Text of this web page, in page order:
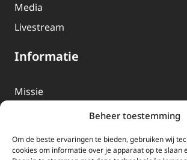
Beheer toestemming
Om de beste ervaringen te bieden, gebruiken wij
cookies om informatie over je apparaat op te slaan
Media
Livestream
Informatie
Missie
EWTN-Team